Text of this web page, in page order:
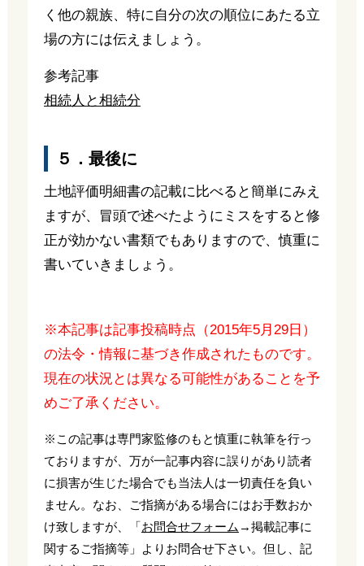
く他の親族、特に自分の次の順位にあたる立
場の方には伝えましょう。
参考記事
相続人と相続分
５．最後に
土地評価明細書の記載に比べると簡単にみえ
ますが、冒頭で述べたようにミスをすると修
正が効かない書類でもありますので、慎重に
書いていきましょう。
※本記事は記事投稿時点（2015年5月29日）
の法令・情報に基づき作成されたものです。
現在の状況とは異なる可能性があることを予
めご了承ください。
※この記事は専門家監修のもと慎重に執筆を行っ
ておりますが、万が一記事内容に誤りがあり読者
に損害が生じた場合でも当法人は一切責任を負い
ません。なお、ご指摘がある場合にはお手数おか
け致しますが、「 お問合せフォーム →掲載記事に
関するご指摘等」よりお問合せ下さい。但し、記